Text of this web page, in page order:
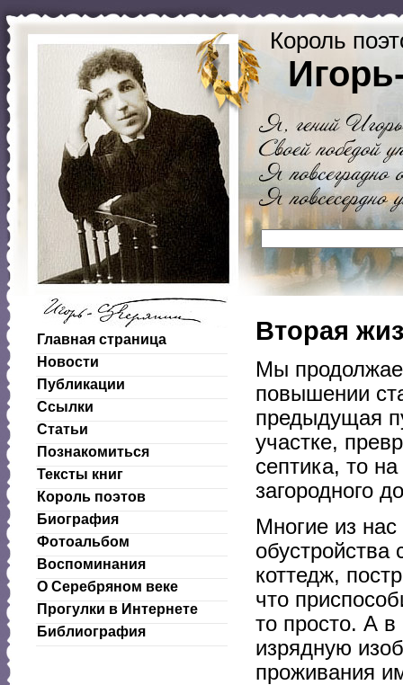
Король
Главная страница
Новости
Публикации
Ссылки
Статьи
Познакомиться
Тексты книг
Король поэтов
Биография
Фотоальбом
Воспоминания
О Серебряном веке
Прогулки в Интернете
Библиография
Вторая
Мы
повышении
предыдущая
участке,
септика, то
загородного
Многие из
обустройства
коттедж,
что
то просто. А в
изрядную
проживания